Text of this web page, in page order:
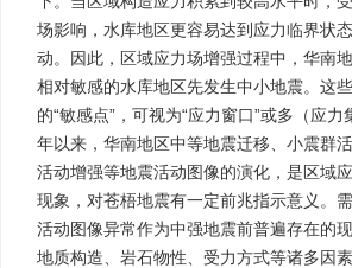
场影响，水库地区更容易达到应力临界状
动。因此，区域应力场增强过程中，华南
相对敏感的水库地区先发生中小地震。这
的“敏感点”，可视为“应力窗口”或多（应
年以来，华南地区中等地震迁移、小震群
活动增强等地震活动图像的演化，是区域
现象，对苍梧地震有一定前兆指示意义。
活动图像异常作为中强地震前普遍存在的
地质构造、岩石物性、受力方式等诸多因